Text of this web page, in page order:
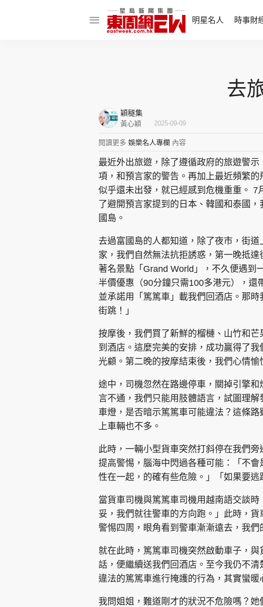
明星名人 時事財
東姑熱話
時事直擊
財經智庫
東周食玩通
樂在灣區
飲食玩樂
會員活動
東周JETSO
集團旗下品牌
東周刊 cazbuyer 東Touch PCM 電腦
關於我們 聯絡我們 隱私政策聲明 使用條款 版權及免
去
穎穟集
黃心穎 2025-09-09
閱讀更多 娛樂名人專欄 內容
最近外出旅遊，除了遵循政府的旅遊警
項，和預言家的警告。再加上最近頻繁的
似乎還未出發，就已經感到危機重重。 7
了避開預言家提到的日本、韓國和泰國
國島。
去過富國島的人都知道，除了夜市，街
家，我們自然無法抗拒誘惑，第一晚抵
著名景點「Grand World」，不久便遇到
半價優惠（90分鐘只需100多港元），還
並承諾用「篤篤車」載我們回酒店。那
街跳！」
按摩後，我們買了新鮮的榴槤、山竹和
到酒店。這麼完美的安排，成功贏得了
光顧。第二晚的按摩結束後，我們心情愉
途中，司機忽然在路邊停車，關掉引擎
言不通，我們只能用肢體語言，試圖理
車燈，是否暗示篤篤車可能違法？這條
上車輛也不多。
此時，一輛小型貨車突然打斜停在我們
提高警惕，腦海中閃過各種可能：「不
性在一起，的確有些危險。」「如果要逃
當貨車司機與篤篤車司機用越南語交談
妥，我們就往警車的方向跑。」此時，貨
警惕四周，眼角看到警車漸漸遠去，我們
就在此時，篤篤車司機突然啟動車子，
話，便繼續送我們回酒店。至今我仍不
違法的篤篤車進行掩護的行為，其實蠻暖
我問姐姐，難道剛才的狀況不危險嗎？